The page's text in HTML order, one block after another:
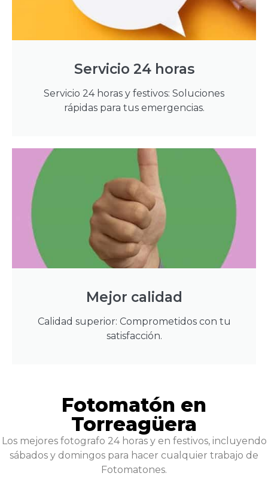
Servicio 24 horas
Servicio 24 horas y festivos: Soluciones
rápidas para tus emergencias.
Mejor calidad
Calidad superior: Comprometidos con tu
satisfacción.
Fotomatón en
Torreagüera
Los mejores fotografo 24 horas y en festivos, incluyendo
sábados y domingos para hacer cualquier trabajo de
Fotomatones.